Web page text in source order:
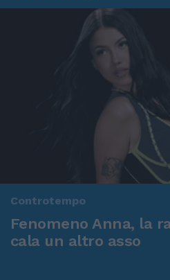
Controtempo
Fenomeno Anna, la
cala un altro asso